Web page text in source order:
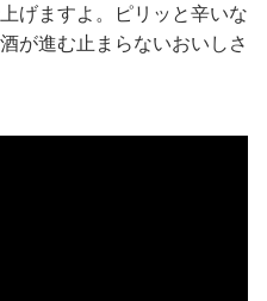
げますよ。ピリッと辛いな
が進む止まらないおいしさ